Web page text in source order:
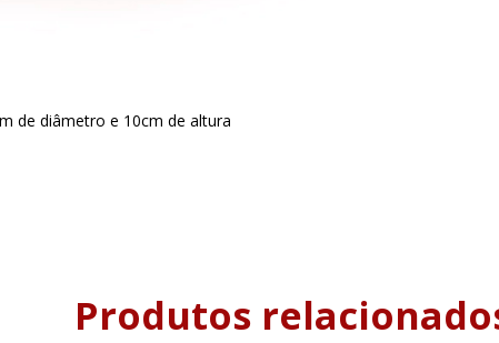
de diâmetro e 10cm de altura
Produtos